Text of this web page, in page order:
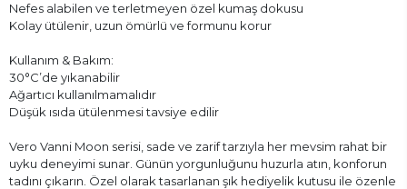
Nefes alabilen ve terletmeyen özel kumaş dokusu
Kolay ütülenir, uzun ömürlü ve formunu korur
Kullanım & Bakım:
30°C’de yıkanabilir
Ağartıcı kullanılmamalıdır
Düşük ısıda ütülenmesi tavsiye edilir
Vero Vanni Moon serisi, sade ve zarif tarzıyla her mevsim rahat bir
uyku deneyimi sunar. Günün yorgunluğunu huzurla atın, konforun
tadını çıkarın. Özel olarak tasarlanan şık hediyelik kutusu ile özenle